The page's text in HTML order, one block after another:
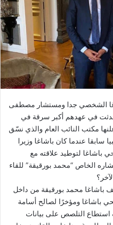
الشخصي جدا ومستشار مصطفى
في عهدهم أكبر سرقة في
مكتب النائب العام والذي نسّق
سابقا عندما كان باشاغا وزيرا
باشاغا لتوطيد علاقته مع
الخاص “محمد بورقيقة” للقاء
باشاغا محمد بورقيقة من داخل
باشاغا ومؤخرًا لصالح أسامة
التلصص على بيانات